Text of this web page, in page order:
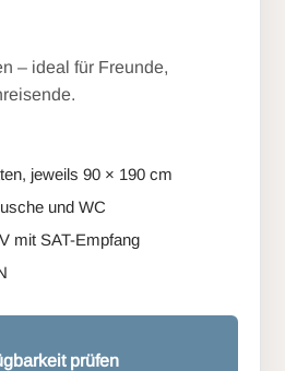
– ideal für Freunde,
jeweils 90 × 190 cm
und WC
mit SAT-Empfang
prüfen